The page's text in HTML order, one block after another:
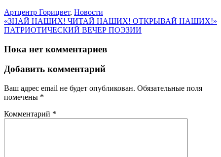
Артцентр Горицвет, Новости
«ЗНАЙ НАШИХ! ЧИТАЙ НАШИХ! ОТКРЫВАЙ НАШИХ!»
ПАТРИОТИЧЕСКИЙ ВЕЧЕР ПОЭЗИИ
Пока нет комментариев
Добавить комментарий
Ваш адрес email не будет опубликован. Обязательные поля
помечены *
Комментарий *